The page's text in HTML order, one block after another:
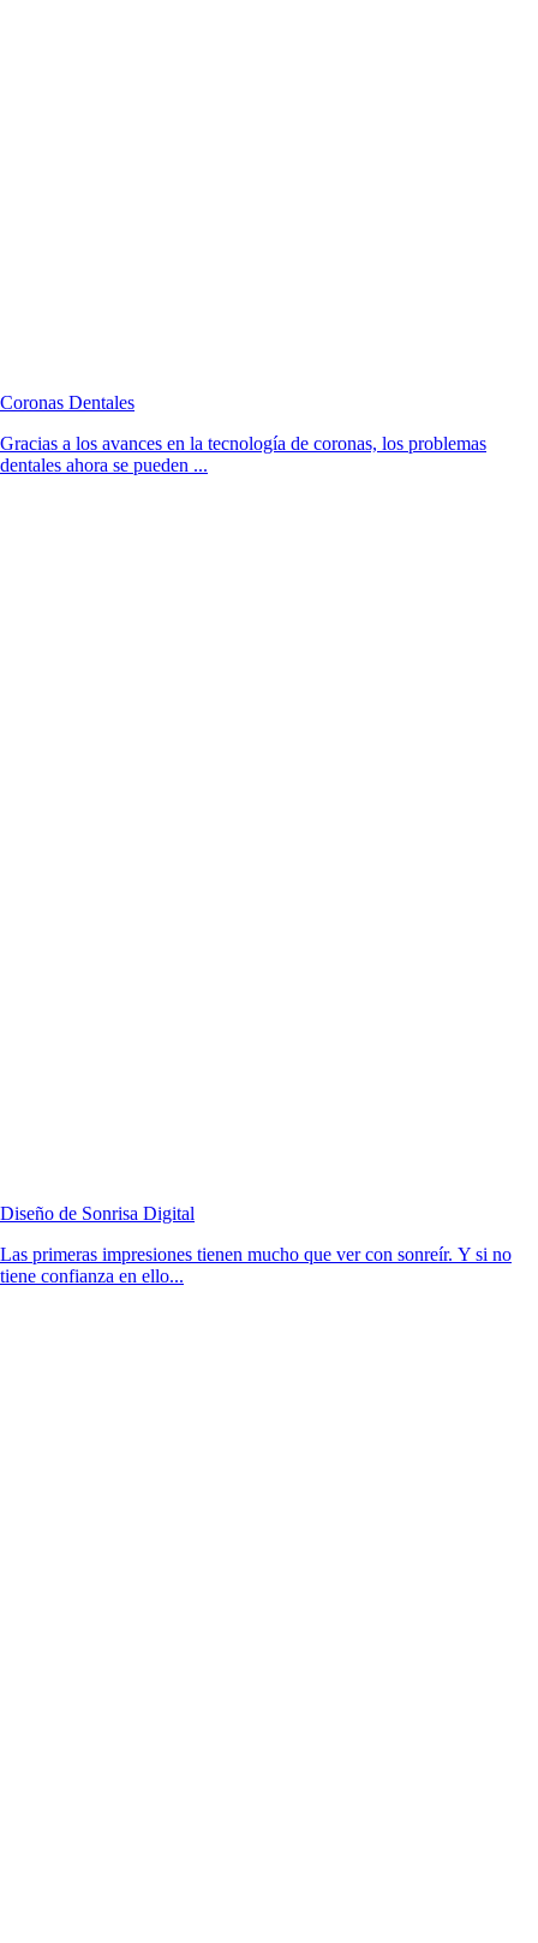
Coronas Dentales
Gracias a los avances en la tecnología de coronas, los problemas
dentales ahora se pueden ...
Diseño de Sonrisa Digital
Las primeras impresiones tienen mucho que ver con sonreír. Y si no
tiene confianza en ello...